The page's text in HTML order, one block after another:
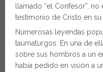
llamado “el Confesor”,
testimonio de Cristo en su
Numerosas leyendas
taumaturgos. En una de
sobre sus hombros a un
había pedido en visión a